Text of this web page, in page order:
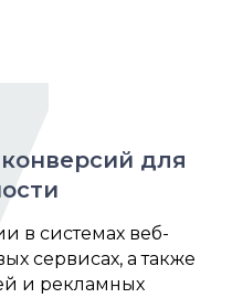
для
в системах веб-
сервисах, а также
и рекламных